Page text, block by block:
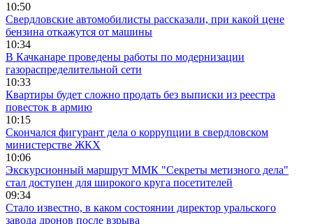
10:50
Свердловские автомобилисты рассказали, при какой цене
бензина откажутся от машины
10:34
В Качканаре проведены работы по модернизации
газораспределительной сети
10:33
Квартиры будет сложно продать без выписки из реестра
повесток в армию
10:15
Скончался фигурант дела о коррупции в свердловском
министерстве ЖКХ
10:06
Экскурсионный маршрут ММК "Секреты метизного дела"
стал доступен для широкого круга посетителей
09:34
Стало известно, в каком состоянии директор уральского
завода дронов после взрыва